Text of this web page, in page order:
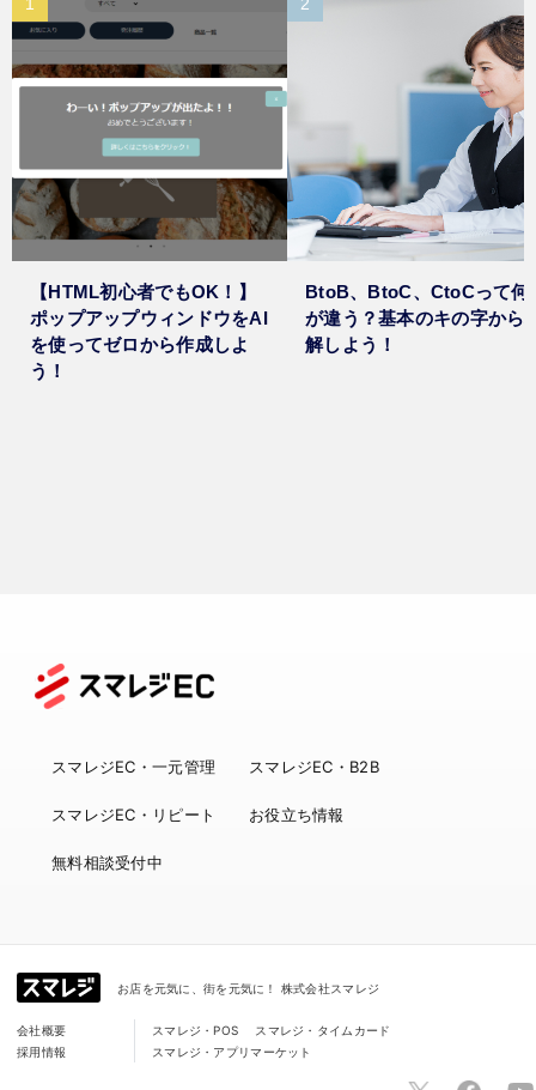
【HTML初心者でもOK！】
ポップアップウィンドウをAI
を使ってゼロから作成しよ
う！
BtoB、BtoC、CtoCって何
が違う？基本のキの字から
解しよう！
スマレジEC・一元管理 スマレジEC・B2B
スマレジEC・リピート お役立ち情報
無料相談受付中
お店を元気に、街を元気に！ 株式会社スマレジ
会社概要
採用情報
スマレジ・POS
スマレジ・タイムカード
スマレジ・アプリマーケット